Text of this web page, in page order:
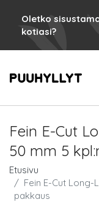
Oletko
kotiasi?
Fein E-Cut
50 mm 5
Etusivu
Fein E-Cut Long-
pakkaus